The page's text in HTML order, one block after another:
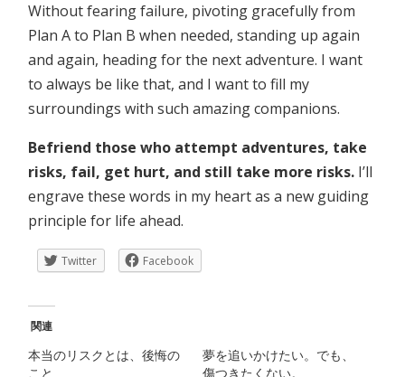
Without fearing failure, pivoting gracefully from
Plan A to Plan B when needed, standing up again
and again, heading for the next adventure. I want
to always be like that, and I want to fill my
surroundings with such amazing companions.
Befriend those who attempt adventures, take
risks, fail, get hurt, and still take more risks. I’ll
engrave these words in my heart as a new guiding
principle for life ahead.
Twitter Facebook
関連
本当のリスクとは、後悔の
こと
夢を追いかけたい。でも、
傷つきたくない。